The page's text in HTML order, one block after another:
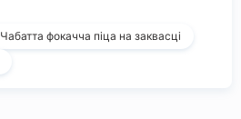
Чабатта фокачча піца на заквасці